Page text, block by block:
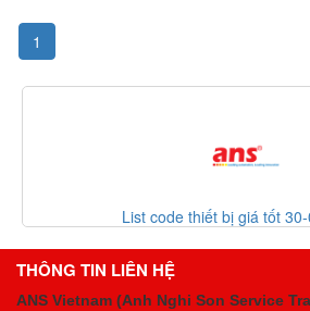
1
List code thiết bị giá tốt 30-07-2026
THÔNG TIN LIÊN HỆ
ANS Vietnam (Anh Nghi Son Service